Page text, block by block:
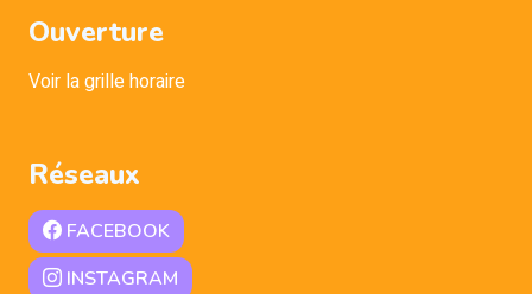
Ouverture
Voir la grille horaire
Réseaux
FACEBOOK
INSTAGRAM